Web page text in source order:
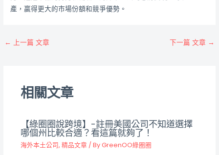
產，贏得更大的市場份額和競爭優勢。
← 上一篇 文章 下一篇 文章 →
相關文章
【綠圈圈說跨境】-註冊美國公司不知道選擇
哪個州比較合適？看這篇就夠了！
海外本土公司, 精品文章 / ByGreenOO綠圈圈